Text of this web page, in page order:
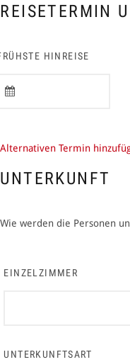
REISETERMIN
HINREISE
Alternativen Termin
UNTERKUNFT
Wie werden die Personen
EINZELZIMMER
UNTERKUNFTSART